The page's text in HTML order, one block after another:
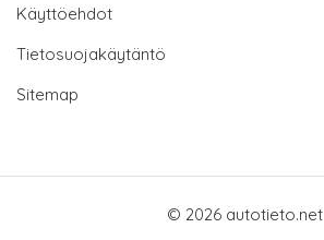
Käyttöehdot
Tietosuojakäytäntö
Sitemap
© 2026 autotieto.net